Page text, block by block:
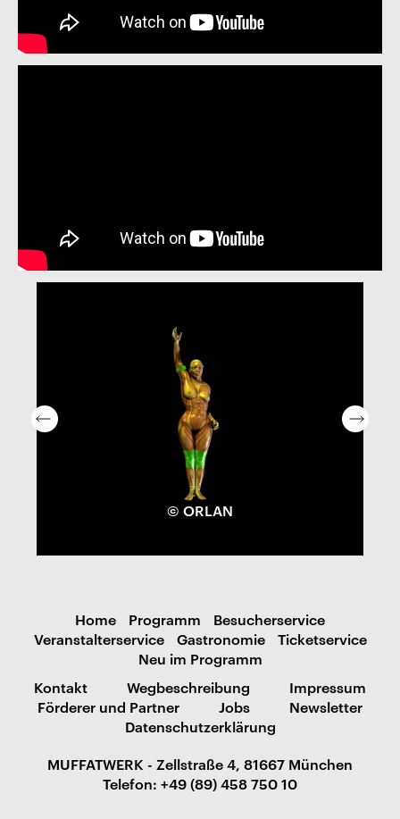
© ORLAN
Home Programm
Besucherservice
Veranstalterservice
Gastronomie
Ticketservice
Neu im Programm
Kontakt
Wegbeschreibung
Impressum
Förderer und Partner
Jobs
Newsletter
Datenschutzerklärung
MUFFATWERK - Zellstraße 4, 81667 München
Telefon: +49 (89) 458 750 10